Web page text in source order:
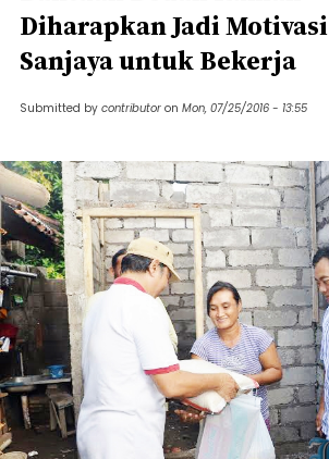
Diharapkan Jadi Motivasi
Sanjaya untuk Bekerja
Submitted by contributor on Mon, 07/25/2016 - 13:55